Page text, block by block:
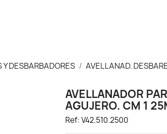
DESBARBADORES AVELLANAD.
AVELLANADOR
AGUJERO. CM 1
Ref: V42.510.2500